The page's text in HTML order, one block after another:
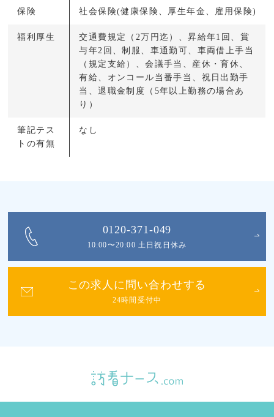
保険 社会保険(健康保険、厚生年金、雇用保険)
福利厚生
交通費規定（2万円迄）、昇給年1回、賞
与年2回、制服、車通勤可、車両借上手当
（規定支給）、会議手当、産休・育休、
有給、オンコール当番手当、祝日出勤手
当、退職金制度（5年以上勤務の場合あ
り）
筆記テス
トの有無
なし
0120-371-049
10:00〜20:00 土日祝日休み
この求人に問い合わせする
24時間受付中